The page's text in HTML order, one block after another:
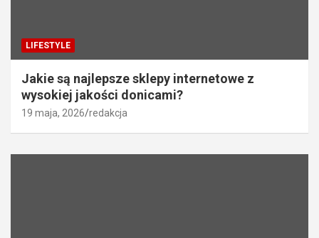
LIFESTYLE
Jakie są najlepsze sklepy internetowe z
wysokiej jakości donicami?
19 maja, 2026 redakcja